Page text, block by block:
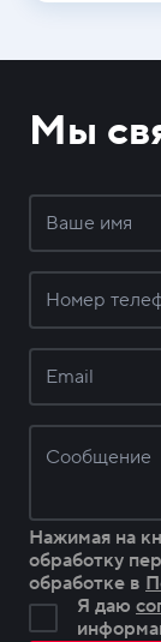
Мы
Нажимая на
обработку
обработке в
Я даю